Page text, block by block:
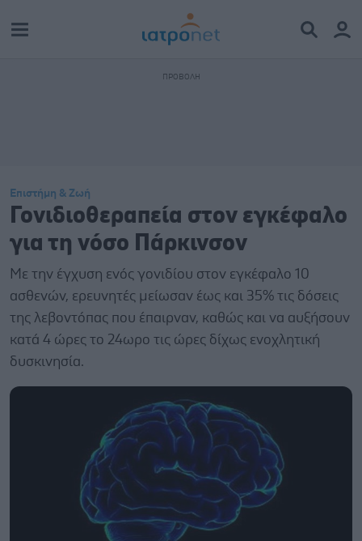
Επιστήμη & Ζωή
Γονιδιοθεραπεία στον εγκέφαλο
για τη νόσο Πάρκινσον
Mε την έγχυση ενός γονιδίου στον εγκέφαλο 10
ασθενών, ερευνητές μείωσαν έως και 35% τις δόσεις
της λεβοντόπας που έπαιρναν, καθώς και να αυξήσουν
κατά 4 ώρες το 24ωρο τις ώρες δίχως ενοχλητική
δυσκινησία.